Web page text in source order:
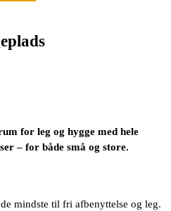
for leg og hygge med hele
– for både små og store.
mindste til fri afbenyttelse og leg.